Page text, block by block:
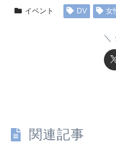
イベント DV 女
関連記事